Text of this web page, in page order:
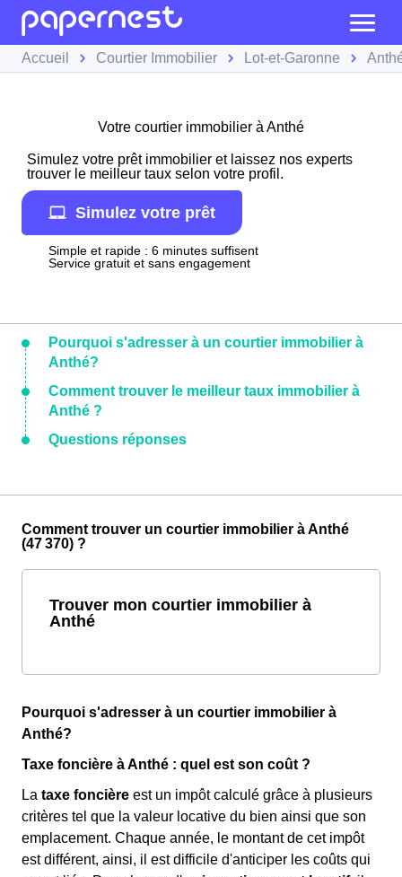
Accueil Courtier Immobilier Lot-et-Garonne
Votre courtier immobilier à Anthé
Simulez votre prêt immobilier et laissez nos experts
trouver le meilleur taux selon votre profil.
Simulez votre prêt
Simple et rapide : 6 minutes suffisent
Service gratuit et sans engagement
Pourquoi s'adresser à un courtier immobilier à
Anthé?
Comment trouver le meilleur taux immobilier à
Anthé ?
Questions réponses
Comment trouver un courtier immobilier à Anthé
(47 370) ?
Trouver mon courtier immobilier à
Anthé
Pourquoi s'adresser à un courtier immobilier à
Anthé?
Taxe foncière à Anthé : quel est son coût ?
La taxe foncière est un impôt calculé grâce à plusieurs
critères tel que la valeur locative du bien ainsi que son
emplacement. Chaque année, le montant de cet impôt
est différent, ainsi, il est difficile d'anticiper les coûts qui